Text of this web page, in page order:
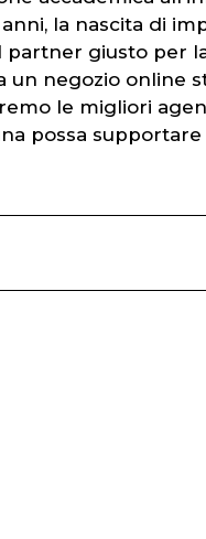
la nascita di
partner giusto per
un negozio online
le migliori
possa